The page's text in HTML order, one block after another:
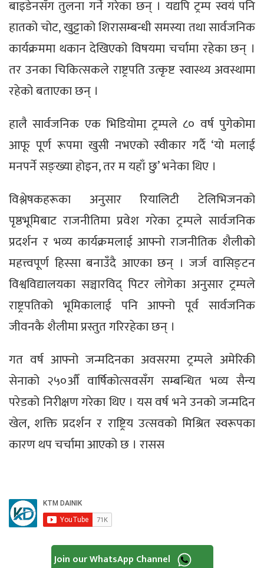
बाइडेनसँग तुलना गर्ने गरेका छन् । यद्यपि ट्रम्प स्वयं पनि
हातको चोट, खुट्टाको शिरासम्बन्धी समस्या तथा सार्वजनिक
कार्यक्रममा थकान देखिएको विषयमा चर्चामा रहेका छन् ।
तर उनका चिकित्सकले राष्ट्रपति उत्कृष्ट स्वास्थ्य अवस्थामा
रहेको बताएका छन् ।
हालै सार्वजनिक एक भिडियोमा ट्रम्पले ८० वर्ष पुगेकोमा
आफू पूर्ण रूपमा खुसी नभएको स्वीकार गर्दै ‘यो मलाई
मनपर्ने सङ्ख्या होइन, तर म यहाँ छु’ भनेका थिए ।
विश्लेषकहरूका अनुसार रियालिटी टेलिभिजनको
पृष्ठभूमिबाट राजनीतिमा प्रवेश गरेका ट्रम्पले सार्वजनिक
प्रदर्शन र भव्य कार्यक्रमलाई आफ्नो राजनीतिक शैलीको
महत्त्वपूर्ण हिस्सा बनाउँदै आएका छन् । जर्ज वासिङ्टन
विश्वविद्यालयका सञ्चारविद् पिटर लोगेका अनुसार ट्रम्पले
राष्ट्रपतिको भूमिकालाई पनि आफ्नो पूर्व सार्वजनिक
जीवनकै शैलीमा प्रस्तुत गरिरहेका छन् ।
गत वर्ष आफ्नो जन्मदिनका अवसरमा ट्रम्पले अमेरिकी
सेनाको २५०औँ वार्षिकोत्सवसँग सम्बन्धित भव्य सैन्य
परेडको निरीक्षण गरेका थिए । यस वर्ष भने उनको जन्मदिन
खेल, शक्ति प्रदर्शन र राष्ट्रिय उत्सवको मिश्रित स्वरूपका
कारण थप चर्चामा आएको छ । रासस
Join our WhatsApp Channel